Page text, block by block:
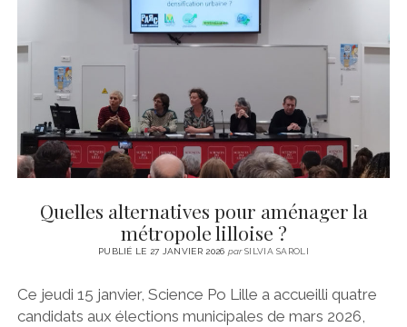
CINÉMA
LITTÉRATURE
ÉCONOMIE
SPORT
SANTÉ
instagram
email
form
Quelles alternatives pour aménager la
métropole lilloise ?
PUBLIÉ LE 27 JANVIER 2026 parSILVIA SAROLI
Ce jeudi 15 janvier, Science Po Lille a accueilli quatre
candidats aux élections municipales de mars 2026,